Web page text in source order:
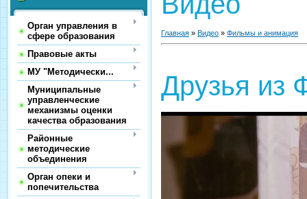
Орган управления в
сфере образования
Правовые акты
МУ "Методически...
Муниципальные
управленческие
механизмы оценки
качества образования
Районные
методические
объединения
Орган опеки и
попечительства
Главная » Видео » Фильмы и анимация
Друзья из